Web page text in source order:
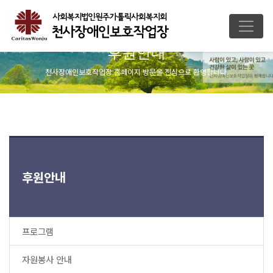
후원안내
천사장애인보호작업장 홈페이지 방문을 진심으로 환영합니다.
후원안내
프로그램
자원봉사 안내